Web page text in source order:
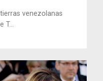
venezolanas